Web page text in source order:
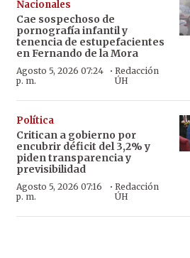
Nacionales
Cae sospechoso de
pornografía infantil y
tenencia de estupefacientes
en Fernando de la Mora
Agosto 5, 2026 07:24
p. m.
·Redacción
ÚH
Política
Critican a gobierno por
encubrir déficit del 3,2% y
piden transparencia y
previsibilidad
Agosto 5, 2026 07:16
p. m.
· Redacción
ÚH